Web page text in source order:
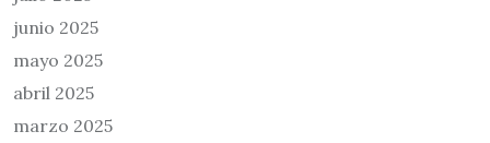
junio 2025
mayo 2025
abril 2025
marzo 2025